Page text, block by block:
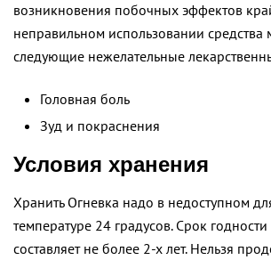
возникновения побочных эффектов
неправильном использовании средства
следующие нежелательные
Головная боль
Зуд и покраснения
Условия хранения
Хранить Огневка надо в недоступном
температуре 24 градусов. Срок
составляет не более 2-х лет. Нельзя